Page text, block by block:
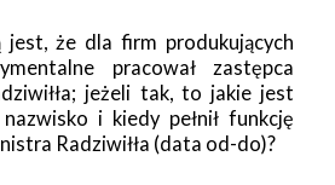
jest, że dla firm produkujących
pracował zastępca
jeżeli tak, to jakie jest
i kiedy pełnił funkcję
Radziwiłła (data od-do)?